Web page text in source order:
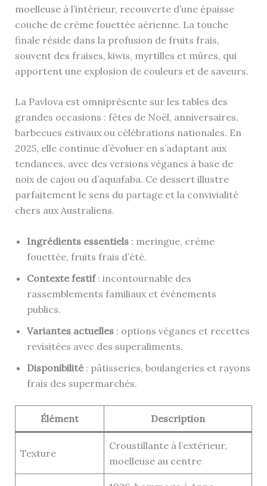
moelleuse à l’intérieur, recouverte d’une épaisse
couche de crème fouettée aérienne. La touche
finale réside dans la profusion de fruits frais,
souvent des fraises, kiwis, myrtilles et mûres, qui
apportent une explosion de couleurs et de saveurs.
La Pavlova est omniprésente sur les tables des
grandes occasions : fêtes de Noël, anniversaires,
barbecues estivaux ou célébrations nationales. En
2025, elle continue d’évoluer en s’adaptant aux
tendances, avec des versions véganes à base de
noix de cajou ou d’aquafaba. Ce dessert illustre
parfaitement le sens du partage et la convivialité
chers aux Australiens.
Ingrédients essentiels: meringue, crème
fouettée, fruits frais d’été.
Contexte festif: incontournable des
rassemblements familiaux et événements
publics.
Variantes actuelles: options véganes et recettes
revisitées avec des superaliments.
Disponibilité: pâtisseries, boulangeries et rayons
frais des supermarchés.
Élément Description
Texture
Croustillante à l’extérieur,
moelleuse au centre